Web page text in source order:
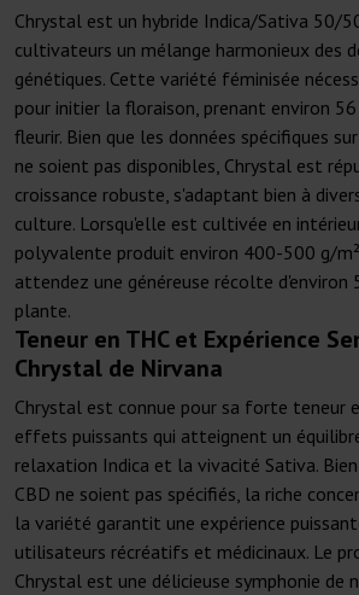
Chrystal est un hybride Indica/Sativa 50/
cultivateurs un mélange harmonieux des
génétiques. Cette variété féminisée
pour initier la floraison, prenant environ
fleurir. Bien que les données spécifiques
ne soient pas disponibles, Chrystal est
croissance robuste, s'adaptant bien à
culture. Lorsqu'elle est cultivée en
polyvalente produit environ 400-500 g/
attendez une généreuse récolte d'environ
plante.
Teneur en THC et Expérience
Chrystal de Nirvana
Chrystal est connue pour sa forte teneur
effets puissants qui atteignent un
relaxation Indica et la vivacité Sativa.
CBD ne soient pas spécifiés, la riche
la variété garantit une expérience
utilisateurs récréatifs et médicinaux. Le
Chrystal est une délicieuse symphonie de